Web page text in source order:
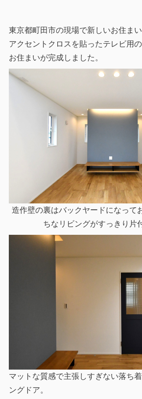
東京都町田市の現場で新しいお住まい
アクセントクロスを貼ったテレビ用
お住まいが完成しました。
造作壁の裏はバックヤードになって
ちなリビングがすっきり片
マットな質感で主張しすぎない落ち
ングドア。